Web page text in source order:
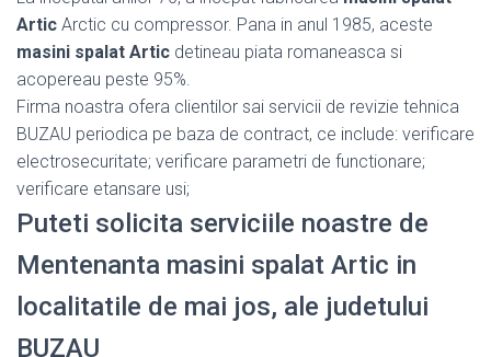
Artic Arctic cu compressor. Pana in anul 1985, aceste
masini spalat Artic detineau piata romaneasca si
acopereau peste 95%.
Firma noastra ofera clientilor sai servicii de revizie tehnica
BUZAU periodica pe baza de contract, ce include: verificare
electrosecuritate; verificare parametri de functionare;
verificare etansare usi;
Puteti solicita serviciile noastre de
Mentenanta masini spalat Artic in
localitatile de mai jos, ale judetului
BUZAU